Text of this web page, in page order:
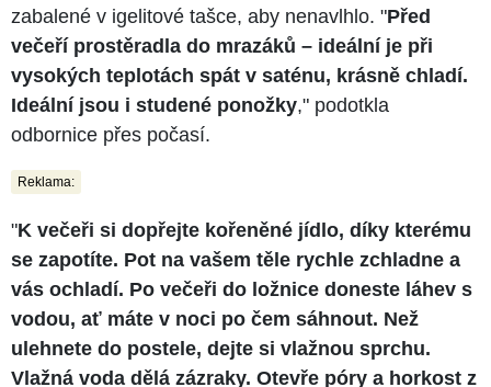
zabalené v igelitové tašce, aby nenavlhlo. "Před
večeří prostěradla do mrazáků – ideální je při
vysokých teplotách spát v saténu, krásně chladí.
Ideální jsou i studené ponožky," podotkla
odbornice přes počasí.
Reklama:
"K večeři si dopřejte kořeněné jídlo, díky kterému
se zapotíte. Pot na vašem těle rychle zchladne a
vás ochladí. Po večeři do ložnice doneste láhev s
vodou, ať máte v noci po čem sáhnout. Než
ulehnete do postele, dejte si vlažnou sprchu.
Vlažná voda dělá zázraky. Otevře póry a horkost z